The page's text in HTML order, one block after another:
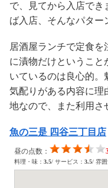
で、見てから入店で
ば入店、そんなパター
居酒屋ランチで定食
に漬物だけというこ
いているのは良心的。
気配りがある内容に理
地なので、また利用さ
魚の三是 四谷三丁目店